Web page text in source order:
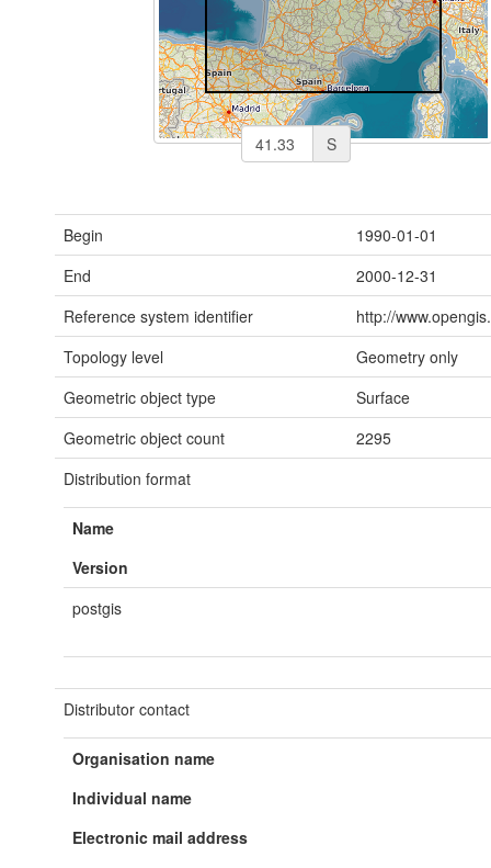
S
Begin
1990-01-01
End
2000-12-31
Reference system identifier
http://
Topology level
Geometry only
Geometric object type
Surface
Geometric object count
2295
Distribution format
Name
Version
postgis
Distributor contact
Organisation name
Individual name
Electronic mail address